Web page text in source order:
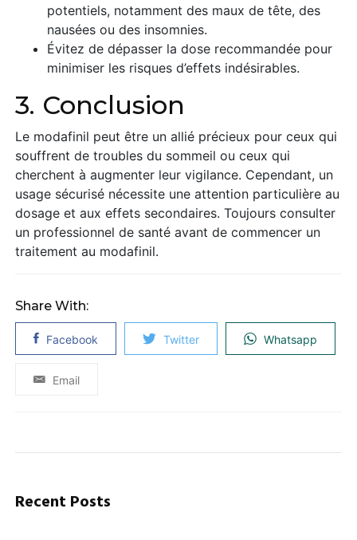
potentiels, notamment des maux de tête, des
nausées ou des insomnies.
Évitez de dépasser la dose recommandée pour
minimiser les risques d’effets indésirables.
3. Conclusion
Le modafinil peut être un allié précieux pour ceux qui
souffrent de troubles du sommeil ou ceux qui
cherchent à augmenter leur vigilance. Cependant, un
usage sécurisé nécessite une attention particulière au
dosage et aux effets secondaires. Toujours consulter
un professionnel de santé avant de commencer un
traitement au modafinil.
Share With:
Facebook Twitter Whatsapp
Email
Recent Posts